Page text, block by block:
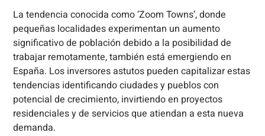
La tendencia conocida como ‘Zoom Towns’, donde
pequeñas localidades experimentan un aumento
significativo de población debido a la posibilidad de
trabajar remotamente, también está emergiendo en
España. Los inversores astutos pueden capitalizar estas
tendencias identificando ciudades y pueblos con
potencial de crecimiento, invirtiendo en proyectos
residenciales y de servicios que atiendan a esta nueva
demanda.